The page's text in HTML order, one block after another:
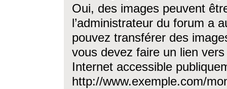
Oui, des images peuvent
l’administrateur du forum a
pouvez transférer des
vous devez faire un lien
Internet accessible
http://www.exemple.com/